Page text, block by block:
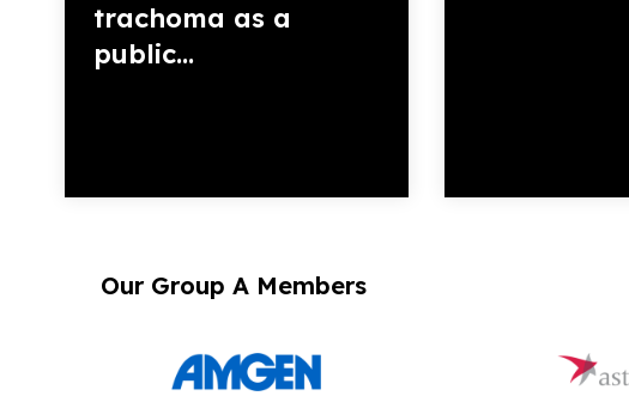
trachoma as a
public...
Our Group A Members